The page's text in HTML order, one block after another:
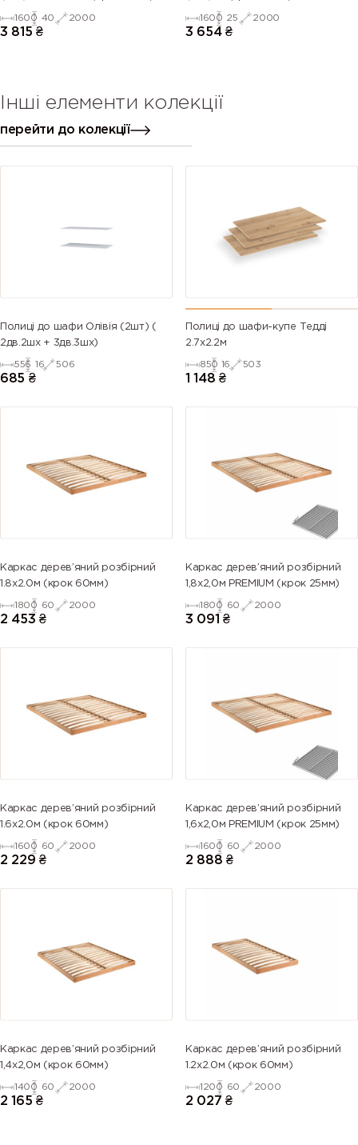
1600 40 2000
3 815 ₴
1600 25 2000
3 654 ₴
Інші елементи колекції
перейти до колекції
Полиці до шафи Олівія (2шт) (
2дв.2шх + 3дв.3шх)
556 16 506
685 ₴
Полиці до шафи-купе Тедді
2.7х2.2м
850 16 503
1 148 ₴
Каркас дерев’яний розбірний
1.8х2.0м (крок 60мм)
1800 60 2000
2 453 ₴
Каркас дерев’яний розбірний
1,8х2,0м PREMIUM (крок 25мм)
1800 60 2000
3 091 ₴
Каркас дерев’яний розбірний
1.6х2.0м (крок 60мм)
1600 60 2000
2 229 ₴
Каркас дерев’яний розбірний
1,6х2,0м PREMIUM (крок 25мм)
1600 60 2000
2 888 ₴
Каркас дерев’яний розбірний
1,4х2,0м (крок 60мм)
1400 60 2000
2 165 ₴
Каркас дерев’яний розбірний
1.2х2.0м (крок 60мм)
1200 60 2000
2 027 ₴